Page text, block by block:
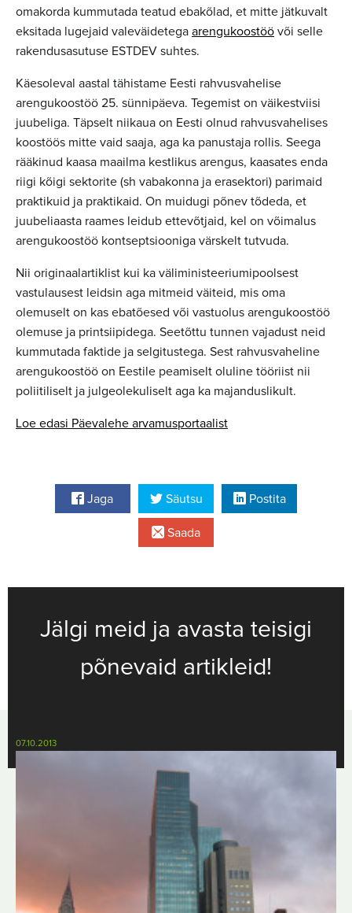
omakorda kummutada teatud ebakõlad, et mitte jätkuvalt
eksitada lugejaid valeväidetega arengukoostöö või selle
rakendusasutuse ESTDEV suhtes.
Käesoleval aastal tähistame Eesti rahvusvahelise
arengukoostöö 25. sünnipäeva. Tegemist on väikestviisi
juubeliga. Täpselt niikaua on Eesti olnud rahvusvahelises
koostöös mitte vaid saaja, aga ka panustaja rollis. Seega
rääkinud kaasa maailma kestlikus arengus, kaasates enda
riigi kõigi sektorite (sh vabakonna ja erasektori) parimaid
praktikuid ja praktikaid. On muidugi põnev tõdeda, et
juubeliaasta raames leidub ettevõtjaid, kel on võimalus
arengukoostöö kontseptsiooniga värskelt tutvuda.
Nii originaalartiklist kui ka väliministeeriumipoolsest
vastulausest leidsin aga mitmeid väiteid, mis oma
olemuselt on kas ebatõesed või vastuolus arengukoostöö
olemuse ja printsiipidega. Seetõttu tunnen vajadust neid
kummutada faktide ja selgitustega. Sest rahvusvaheline
arengukoostöö on Eestile peamiselt oluline tööriist nii
poliitiliselt ja julgeolekuliselt aga ka majanduslikult.
Loe edasi Päevalehe arvamusportaalist
Jaga Säutsu Postita
Saada
Jälgi meid ja avasta teisigi
põnevaid artikleid!
07.10.2013